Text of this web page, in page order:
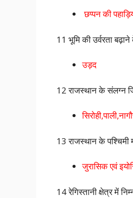
छप्पन की
11 भूमि की उर्वरता
उड़द
12 राजस्थान के
13 राजस्थान के
जुरासिक एवं
14 रेगिस्तानी क्षेत्र में